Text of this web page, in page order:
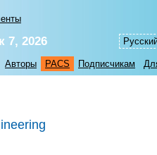
7, 2026
Авторы PACS Подписчикам